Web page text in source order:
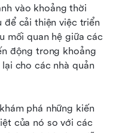
vào khoảng thời
để cải thiện việc triển
mối quan hệ giữa các
động trong khoảng
cho các nhà quản
phá những kiến
của nó so với các